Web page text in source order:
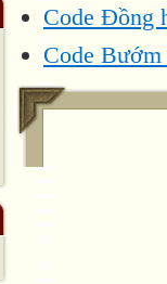
Code Đồng
Code Bướm